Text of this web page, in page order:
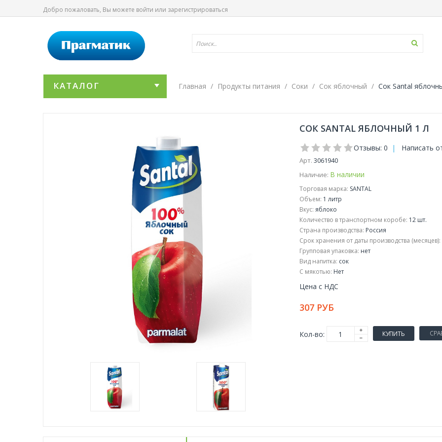
Добро пожаловать, Вы можете войти или зарегистрироваться
КАТАЛОГ Главная Продукты питания Соки Сок яблочный Сок Santal
СОК SANTAL ЯБЛОЧНЫЙ 1 Л
Отзывы: 0 | Написать
Арт. 3061940
Наличие: В наличии
Торговая марка: SANTAL
Объем: 1 литр
Вкус: яблоко
Количество в транспортном коробе: 12 шт.
Страна производства: Россия
Срок хранения от даты производства (месяцев):
Групповая упаковка: нет
Вид напитка: сок
С мякотью: Нет
Цена с НДС
307 РУБ
Кол-во: КУПИТЬ